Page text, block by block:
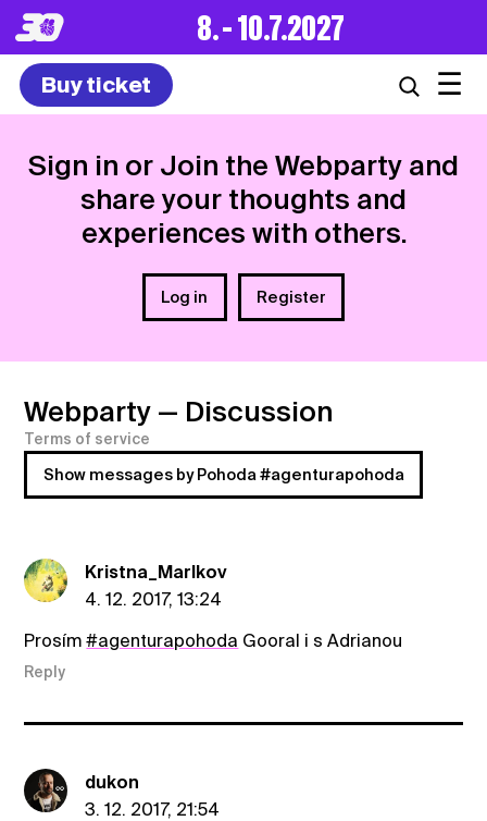
8. – 10.7.2027
Buy ticket ☰
Sign in or Join the Webparty and
share your thoughts and
experiences with others.
Log in Register
Webparty — Discussion
Terms of service
Show messages by Pohoda #agenturapohoda
Kristna_Marlkov
4. 12. 2017, 13:24
Prosím#agenturapohoda Gooral i s Adrianou
Reply
dukon
3. 12. 2017, 21:54